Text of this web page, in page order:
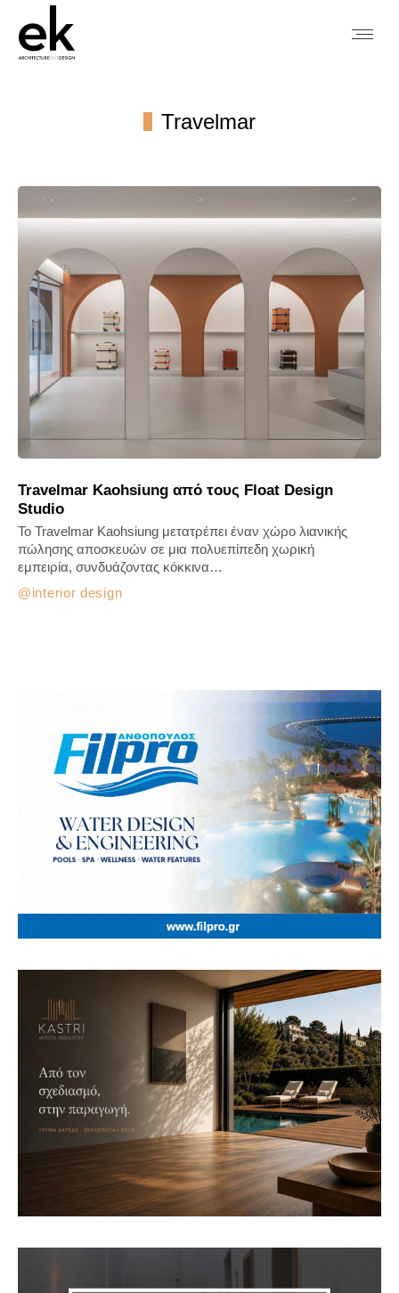
Travelmar
Travelmar Kaohsiung από τους Float Design
Studio
interior design
Το Travelmar Kaohsiung μετατρέπει έναν χώρο λιανικής
πώλησης αποσκευών σε μια πολυεπίπεδη χωρική
εμπειρία, συνδυάζοντας κόκκινα…